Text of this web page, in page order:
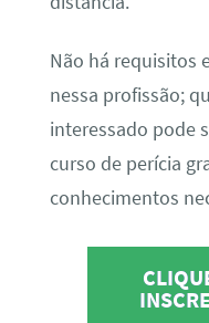
Não há requisitos
nessa profissão;
interessado pode
curso de perícia
conhecimentos